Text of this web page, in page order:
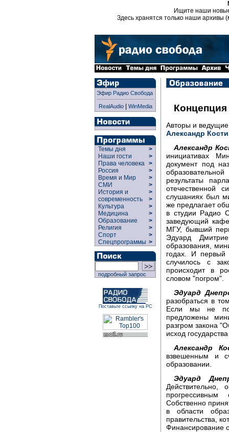
Ищите наши
Здесь хранятся только наши архивы
Эфир Радио Свобода
RealAudio| WinMedia
Темы дня
>
Наши гости
>
Права человека >
Россия
>
Время и Мир
>
СМИ
>
История и
современность
>
>
Культура
>
Медицина
>
Образование
>
Религия
>
Спорт
>
Спецпрограммы >
подробный запрос
Поставьте ссылку на РС
Концепция
Авторы и
Александр
Александр
инициативах
документ под
результаты
отечественной
слушаниях был
же предлагает
в студии Радио
заведующий
МГУ, бывший
Эдуард
образования,
годах. И первый
случилось с
происходит в
словом "погром".
Эдуард
разобраться в
Если мы не
предложены
разгром закона
исход
Александр
взвешенным и
образовании.
Эдуард
Собственно
в области
правительства,
Финансирование